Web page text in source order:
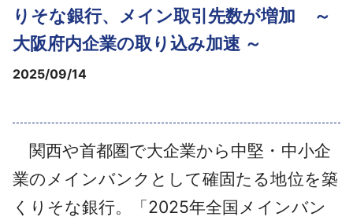
会社案内
導入事例
採用情報
よくあるご質問
りそな銀行、メイン取引先数が増加 ～
大阪府内企業の取り込み加速 ～
2025/09/14
関西や首都圏で大企業から中堅・中小企
業のメインバンクとして確固たる地位を築
くりそな銀行。「2025年全国メインバン